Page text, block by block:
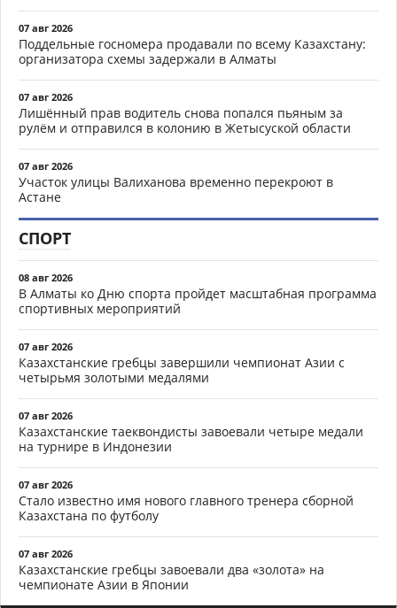
07 авг 2026
Поддельные госномера продавали по всему Казахстану:
организатора схемы задержали в Алматы
07 авг 2026
Лишённый прав водитель снова попался пьяным за
рулём и отправился в колонию в Жетысуской области
07 авг 2026
Участок улицы Валиханова временно перекроют в
Астане
СПОРТ
08 авг 2026
В Алматы ко Дню спорта пройдет масштабная программа
спортивных мероприятий
07 авг 2026
Казахстанские гребцы завершили чемпионат Азии с
четырьмя золотыми медалями
07 авг 2026
Казахстанские таеквондисты завоевали четыре медали
на турнире в Индонезии
07 авг 2026
Стало известно имя нового главного тренера сборной
Казахстана по футболу
07 авг 2026
Казахстанские гребцы завоевали два «золота» на
чемпионате Азии в Японии